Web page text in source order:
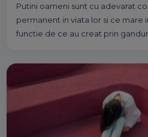
Putini oameni sunt cu adevarat
permanent in viata lor si ce mare
functie de ce au creat prin